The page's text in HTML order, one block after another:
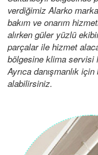
verdiğimiz Alarko
bakım ve onarım
alırken güler yüzlü
parçalar ile hizmet
bölgesine klima servisi
Ayrıca danışmanlık
alabilirsiniz.